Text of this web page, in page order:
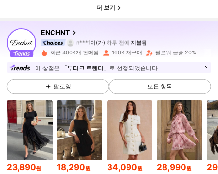
더 보기
ENCHNT 4.86
n***1이(가) 하루 전에 지불됨
4.86 1.3M 팔로워
4.86 1.3M 팔로워
4.86 1.3M 팔로워
4.86 1.3M 팔로워
최근 400K개 판매됨 160K 재구매 팔로워 급증 20%
이 상점은 「부티크 트렌디」 로 선정되었습니다
팔로잉 모든 항목
23,890원 18,290원 34,090원 28,990원